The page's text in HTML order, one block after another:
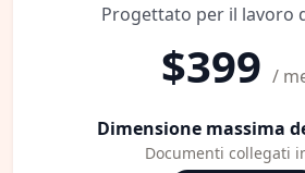
Progettato per il lavoro
$399 /
Dimensione massima
Documenti collegati